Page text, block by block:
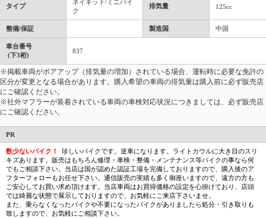
タイプ
ネイキッド/ミニバイ
ク
排気量 125cc
整備/保証 製造国 中国
車台番号
(下3桁)
837
※掲載車両がボアアップ（排気量の増加）されている場合、運転時に必要な免許の
区分が変更となる場合があります。購入希望の車両の排気量は購入前に必ず販売店
にご確認ください。
※社外マフラーが装着されている車両の車検対応状況につきましては、必ず販売店
にご確認ください。
PR
数少ないバイク！
珍しいバイクです。逆車になります。ライトカウルに大き目のスリ
キズあります。販売はもちろん修理・車検・整備・メンテナンス等バイクの事なら何
でもご相談下さい。当店は国が認めた認証工場を完備しておりますので、購入後のア
フターフォローもお任せ下さい。通信販売の実績も多く御座いますので、遠方の方も
ご安心してお買い求め頂けます。当店車両はお買得価格の設定を心掛けており、店頭
では綺麗な状態で展示しておりますので、お気軽にご来店下さいませ。
また、乗らなくなったバイクや不要になったバイクがありましたら処分・引き取りも
致しますので、お気軽にご相談下さい。